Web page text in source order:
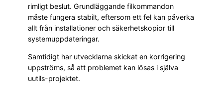
rimligt beslut. Grundläggande filkommandon
måste fungera stabilt, eftersom ett fel kan påverka
allt från installationer och säkerhetskopior till
systemuppdateringar.
Samtidigt har utvecklarna skickat en korrigering
uppströms, så att problemet kan lösas i själva
uutils-projektet.